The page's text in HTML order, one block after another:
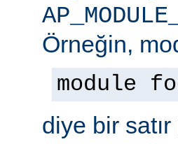
Örneğin,
module
diye bir